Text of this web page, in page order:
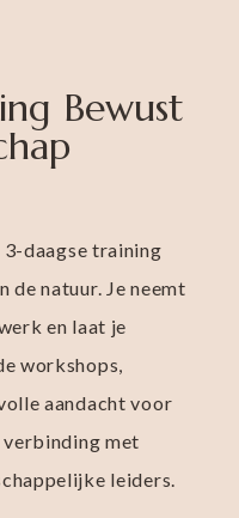
Bewust
3-daagse training
de natuur. Je neemt
en laat je
workshops,
aandacht voor
verbindingmet
leiders.